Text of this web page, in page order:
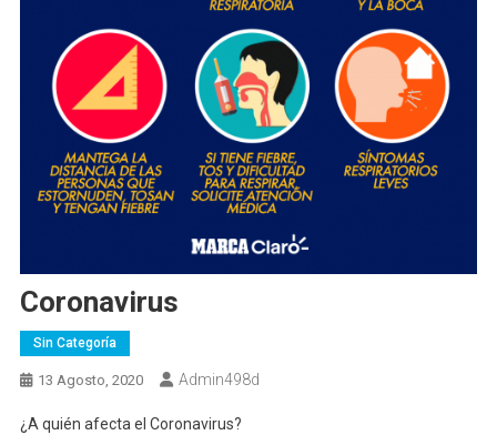
Coronavirus
Sin Categoría
13 Agosto, 2020 Admin498d
¿A quién afecta el Coronavirus?